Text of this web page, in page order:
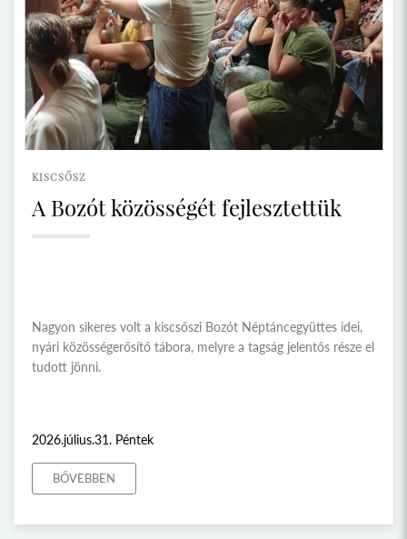
KISCSŐSZ
A Bozót közösségét fejlesztettük
Nagyon sikeres volt a kiscsőszi Bozót Néptáncegyüttes idei,
nyári közösségerősítő tábora, melyre a tagság jelentős része el
tudott jönni.
2026.július.31. Péntek
BŐVEBBEN